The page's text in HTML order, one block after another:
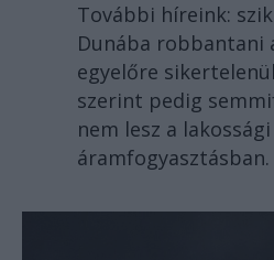
További híreink:
Dunába robbantani
egyelőre
szerint pedig
nem lesz a lakossági
áramfogyasztásban.